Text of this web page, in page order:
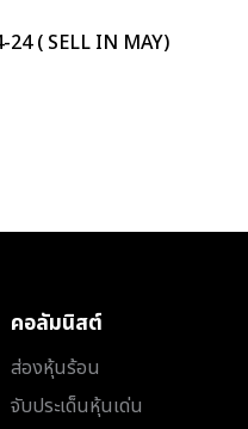
( SELL IN MAY)
คอลัมนิสต์
ส่องหุ้นร้อน
จับประเด็นหุ้นเด่น